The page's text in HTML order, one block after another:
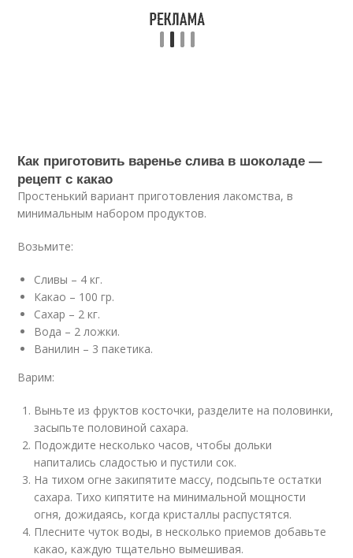
Как приготовить варенье слива в шоколаде —
рецепт с какао
Простенький вариант приготовления лакомства, в
минимальным набором продуктов.
Возьмите:
Сливы – 4 кг.
Какао – 100 гр.
Сахар – 2 кг.
Вода – 2 ложки.
Ванилин – 3 пакетика.
Варим:
Выньте из фруктов косточки, разделите на половинки,
засыпьте половиной сахара.
Подождите несколько часов, чтобы дольки
напитались сладостью и пустили сок.
На тихом огне закипятите массу, подсыпьте остатки
сахара. Тихо кипятите на минимальной мощности
огня, дожидаясь, когда кристаллы распустятся.
Плесните чуток воды, в несколько приемов добавьте
какао, каждую тщательно вымешивая.